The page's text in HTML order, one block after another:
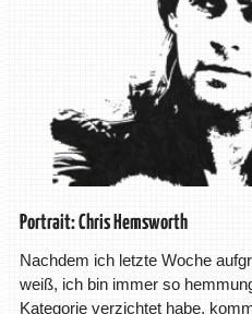
Portrait: Chris Hemsworth
Nachdem ich letzte Woche
weiß, ich bin immer so
Kategorie verzichtet habe,